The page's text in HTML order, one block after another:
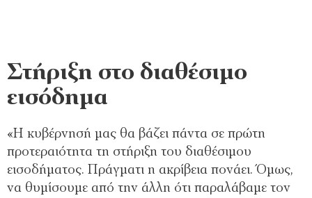
Στήριξη στο διαθέσιμο
εισόδημα
«Η κυβέρνησή μας θα βάζει πάντα σε πρώτη
προτεραιότητα τη στήριξη του διαθέσιμου
εισοδήματος. Πράγματι η ακρίβεια πονάει. Όμως,
να θυμίσουμε από την άλλη ότι παραλάβαμε τον